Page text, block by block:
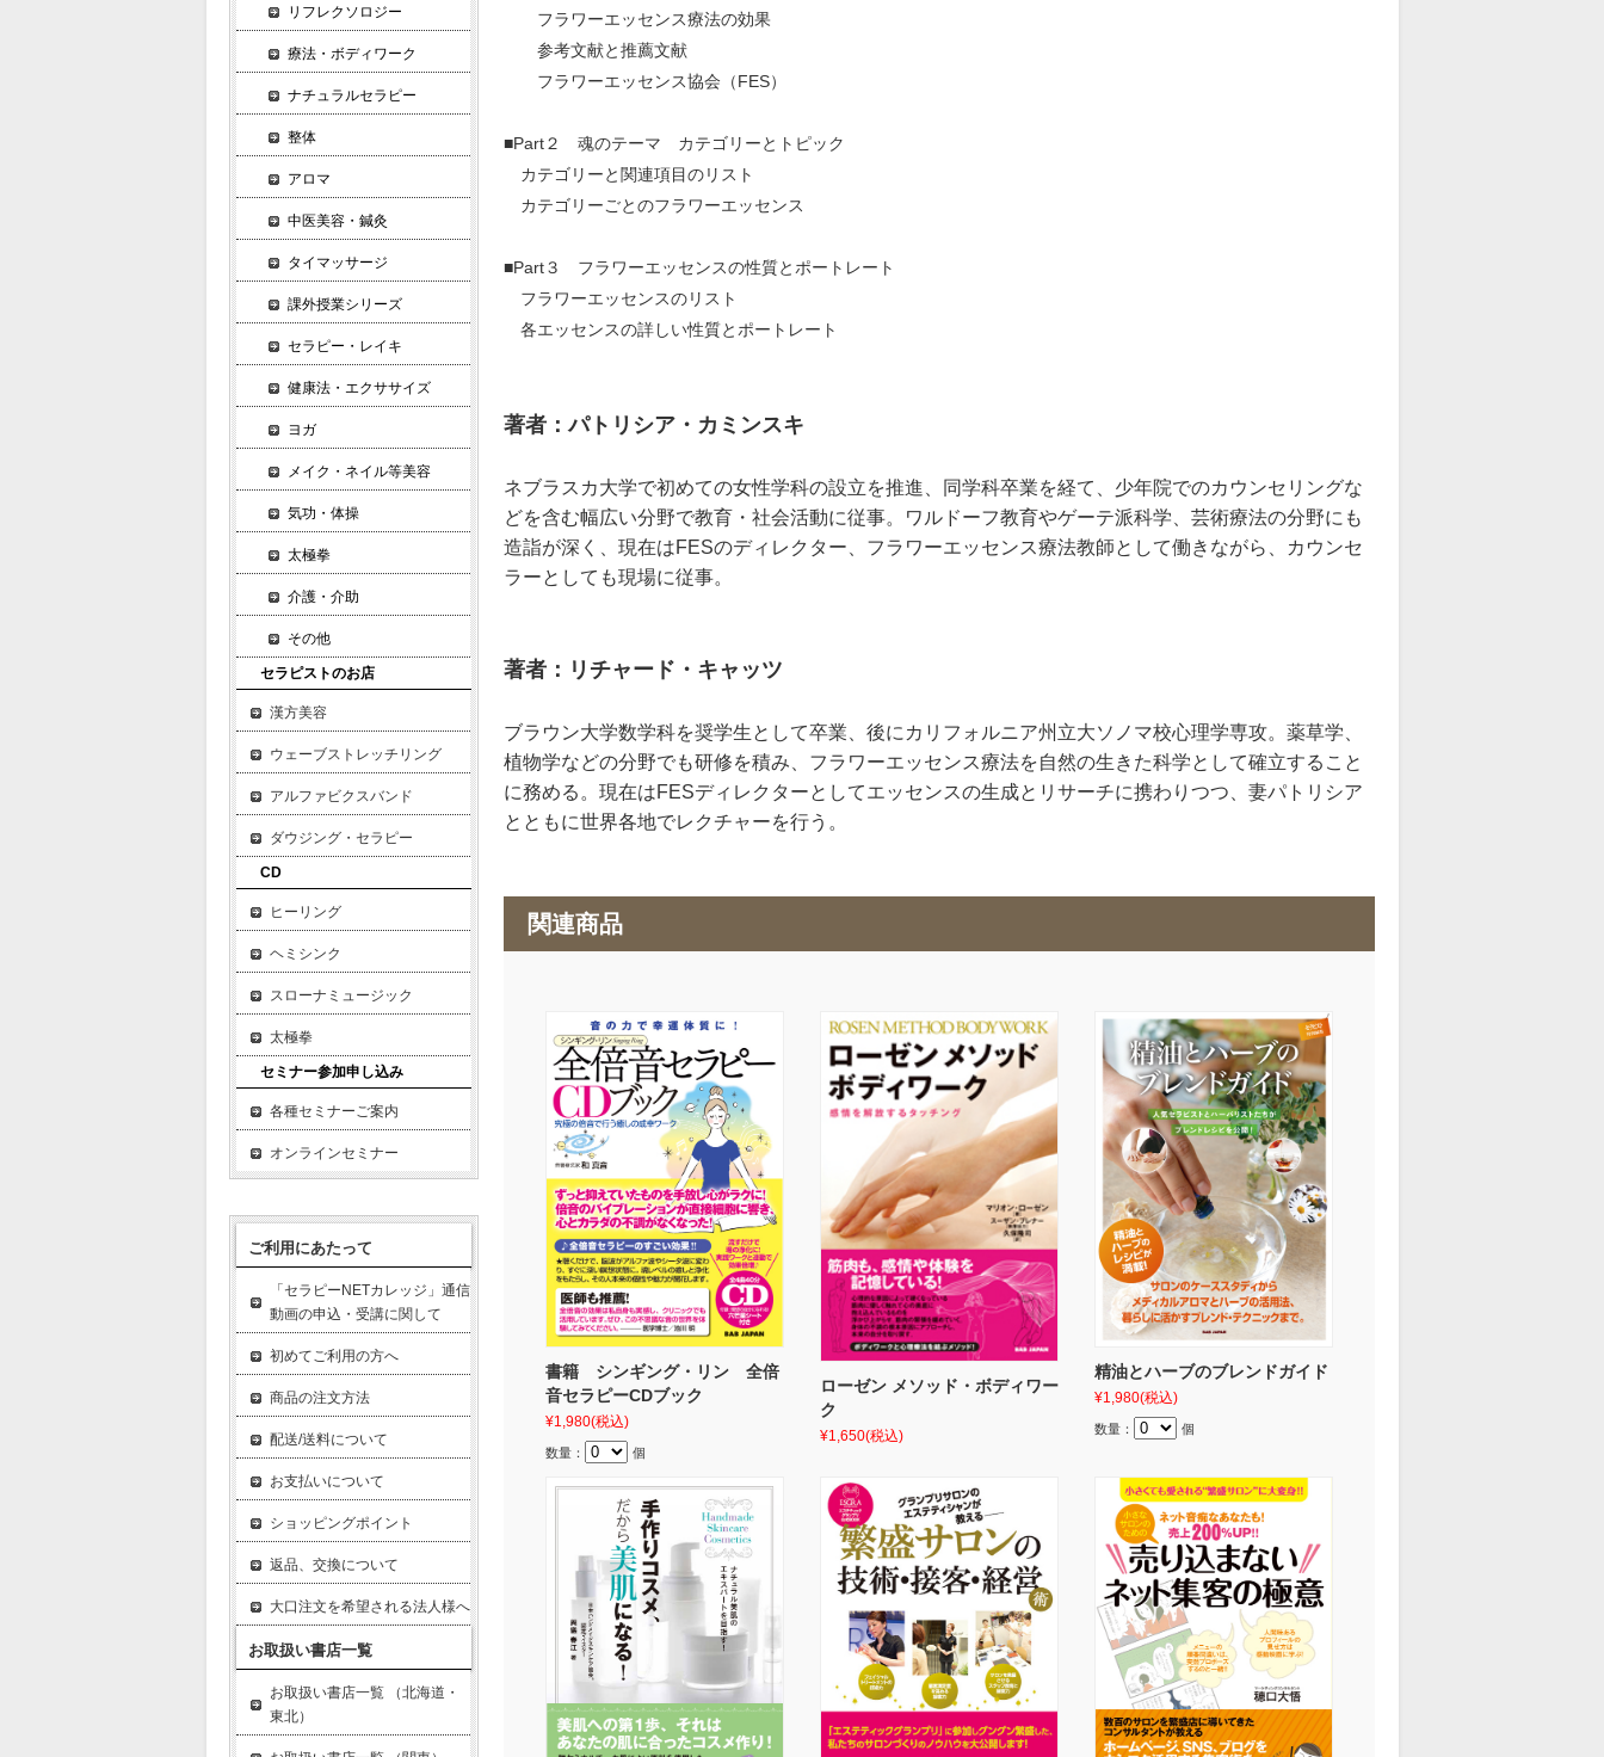
フラワーエッセンス療法の効果
参考文献と推薦文献
フラワーエッセンス協会（FES）
■Part２ 魂のテーマ カテゴリーとトピック
カテゴリーと関連項目のリスト
カテゴリーごとのフラワーエッセンス
■Part３ フラワーエッセンスの性質とポートレート
フラワーエッセンスのリスト
各エッセンスの詳しい性質とポートレート
著者：パトリシア・カミンスキ
ネブラスカ大学で初めての女性学科の設立を推進、同学科卒業を経て、少年院でのカウンセリングな
どを含む幅広い分野で教育・社会活動に従事。ワルドーフ教育やゲーテ派科学、芸術療法の分野にも
造詣が深く、現在はFESのディレクター、フラワーエッセンス療法教師として働きながら、カウンセ
ラーとしても現場に従事。
著者：リチャード・キャッツ
ブラウン大学数学科を奨学生として卒業、後にカリフォルニア州立大ソノマ校心理学専攻。薬草学、
植物学などの分野でも研修を積み、フラワーエッセンス療法を自然の生きた科学として確立すること
に務める。現在はFESディレクターとしてエッセンスの生成とリサーチに携わりつつ、妻パトリシア
とともに世界各地でレクチャーを行う。
関連商品
書籍 シンギング・リン 全倍
音セラピーCDブック
¥1,980(税込)
数量： 個
ローゼン メソッド・ボディワー
ク
¥1,650(税込)
精油とハーブのブレンドガイド
¥1,980(税込)
数量： 個
リフレクソロジー
療法・ボディワーク
ナチュラルセラピー
整体
アロマ
中医美容・鍼灸
タイマッサージ
課外授業シリーズ
セラピー・レイキ
健康法・エクササイズ
ヨガ
メイク・ネイル等美容
気功・体操
太極拳
介護・介助
その他
セラピストのお店
漢方美容
ウェーブストレッチリング
アルファビクスバンド
ダウジング・セラピー
CD
ヒーリング
ヘミシンク
スローナミュージック
太極拳
セミナー参加申し込み
各種セミナーご案内
オンラインセミナー
ご利用にあたって
「セラピーNETカレッジ」通信
動画の申込・受講に関して
初めてご利用の方へ
商品の注文方法
配送/送料について
お支払いについて
ショッピングポイント
返品、交換について
大口注文を希望される法人様へ
お取扱い書店一覧
お取扱い書店一覧 （北海道・
東北）